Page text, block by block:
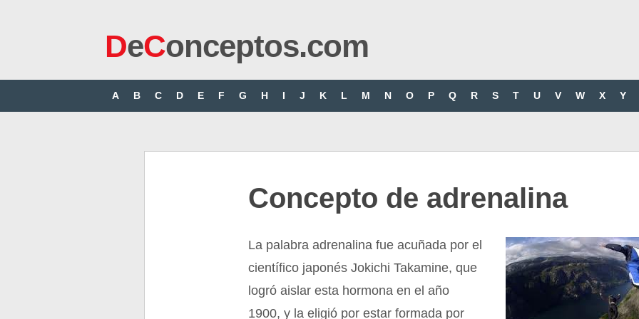
DeConceptos.com
A B C D E F G H I J K L M N O P Q R S T U V W X Y
Concepto de adrenalina
La palabra adrenalina fue acuñada por el
científico japonés Jokichi Takamine, que
logró aislar esta hormona en el año
1900, y la eligió por estar formada por